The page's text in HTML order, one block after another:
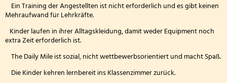
Ein Training der Angestellten ist nicht erforderlich und es gibt keinen
Mehraufwand für Lehrkräfte.
Kinder laufen in ihrer Alltagskleidung, damit weder Equipment noch
extra Zeit erforderlich ist.
The Daily Mile ist sozial, nicht wettbewerbsorientiert und macht Spaß.
Die Kinder kehren lernbereit ins Klassenzimmer zurück.